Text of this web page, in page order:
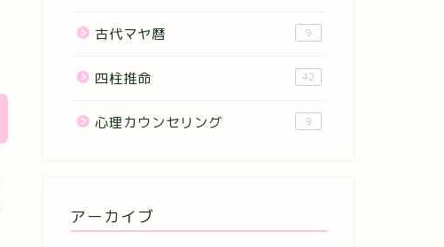
古代マヤ暦 9
四柱推命 42
心理カウンセリング 9
アーカイブ